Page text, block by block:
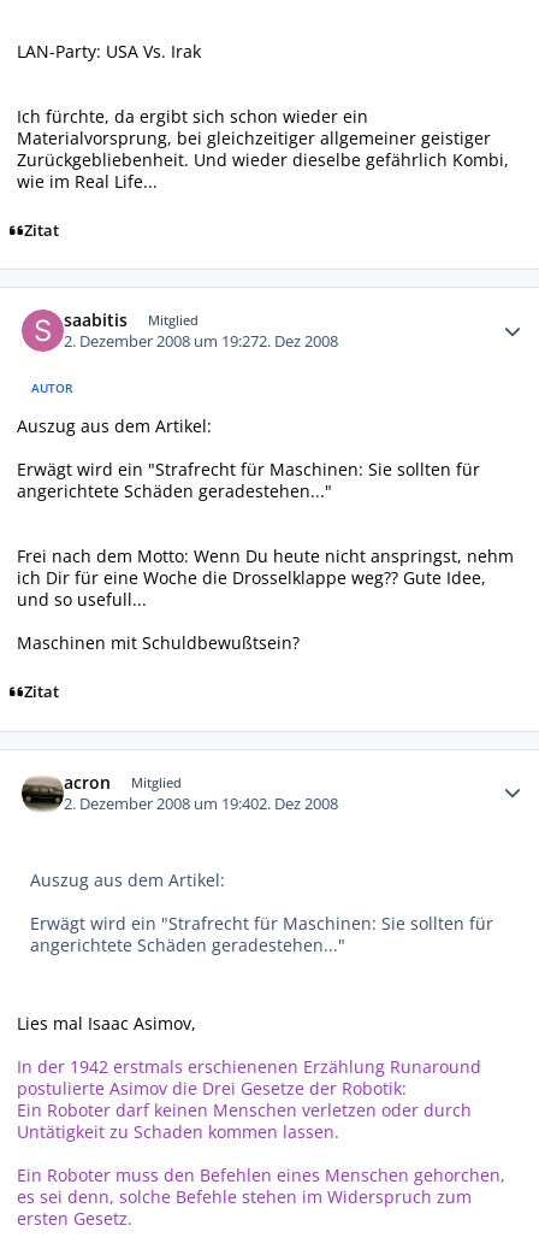
LAN-Party: USA Vs. Irak
Ich fürchte, da ergibt sich schon wieder ein
Materialvorsprung, bei gleichzeitiger allgemeiner geistiger
Zurückgebliebenheit. Und wieder dieselbe gefährlich Kombi,
wie im Real Life...
Zitat
saabitis Mitglied
2. Dezember 2008 um 19:272. Dez 2008
AUTOR
Auszug aus dem Artikel:
Erwägt wird ein "Strafrecht für Maschinen: Sie sollten für
angerichtete Schäden geradestehen..."
Frei nach dem Motto: Wenn Du heute nicht anspringst, nehm
ich Dir für eine Woche die Drosselklappe weg?? Gute Idee,
und so usefull...
Maschinen mit Schuldbewußtsein?
Zitat
acron Mitglied
2. Dezember 2008 um 19:402. Dez 2008
Auszug aus dem Artikel:
Erwägt wird ein "Strafrecht für Maschinen: Sie sollten für
angerichtete Schäden geradestehen..."
Lies mal Isaac Asimov,
In der 1942 erstmals erschienenen Erzählung Runaround
postulierte Asimov die Drei Gesetze der Robotik:
Ein Roboter darf keinen Menschen verletzen oder durch
Untätigkeit zu Schaden kommen lassen.
Ein Roboter muss den Befehlen eines Menschen gehorchen,
es sei denn, solche Befehle stehen im Widerspruch zum
ersten Gesetz.